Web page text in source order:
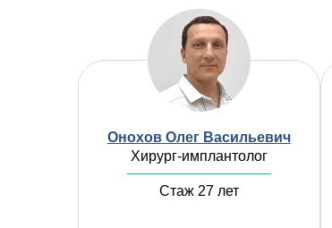
Онохов Олег Васильевич
Хирург-имплантолог
Стаж 27 лет